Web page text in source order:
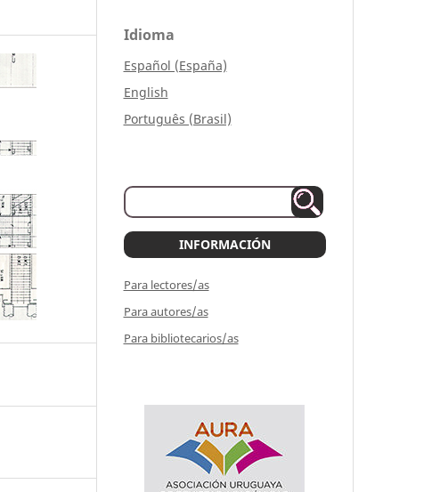
Idioma
Español (España)
English
Português (Brasil)
INFORMACIÓN
Para lectores/as
Para autores/as
Para bibliotecarios/as